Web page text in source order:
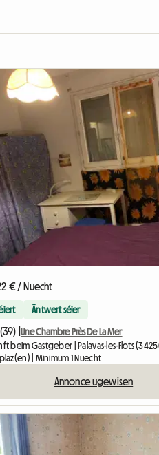
€ / Nuecht
Äntwert séier
| Une Chambre Près De La Mer
beim Gastgeber | Palavas-les-Flots
| Minimum 1 Nuecht
Annonce ugewisen